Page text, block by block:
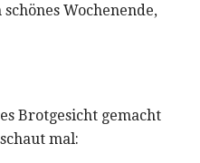
Wochenende,
Brotgesicht gemacht
mal: